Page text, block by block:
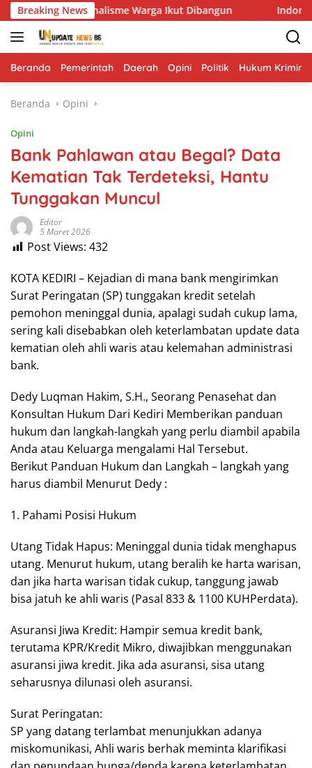
Langsung
ke
konten
Breaking News
Nasionalisme Warga Ikut Dibangun Indonesia
Beranda Pemerintah Daerah Opini Politik Hukum Kriminal
Beranda Opini
Opini
Bank Pahlawan atau Begal? Data
Kematian Tak Terdeteksi, Hantu
Tunggakan Muncul
Editor
5 Maret 2026
Post Views: 432
KOTA KEDIRI – Kejadian di mana bank mengirimkan
Surat Peringatan (SP) tunggakan kredit setelah
pemohon meninggal dunia, apalagi sudah cukup lama,
sering kali disebabkan oleh keterlambatan update data
kematian oleh ahli waris atau kelemahan administrasi
bank.
Dedy Luqman Hakim, S.H., Seorang Penasehat dan
Konsultan Hukum Dari Kediri Memberikan panduan
hukum dan langkah-langkah yang perlu diambil apabila
Anda atau Keluarga mengalami Hal Tersebut.
Berikut Panduan Hukum dan Langkah – langkah yang
harus diambil Menurut Dedy :
1. Pahami Posisi Hukum
Utang Tidak Hapus: Meninggal dunia tidak menghapus
utang. Menurut hukum, utang beralih ke harta warisan,
dan jika harta warisan tidak cukup, tanggung jawab
bisa jatuh ke ahli waris (Pasal 833 & 1100 KUHPerdata).
Asuransi Jiwa Kredit: Hampir semua kredit bank,
terutama KPR/Kredit Mikro, diwajibkan menggunakan
asuransi jiwa kredit. Jika ada asuransi, sisa utang
seharusnya dilunasi oleh asuransi.
Surat Peringatan:
SP yang datang terlambat menunjukkan adanya
miskomunikasi, Ahli waris berhak meminta klarifikasi